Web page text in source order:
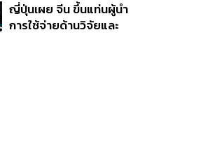
อำนาจเจริญโอนเงินให้เจ้า
หน้าที่ กกต. ฝ่ายสืบสวน
ญี่ปุ่นเผย จีน ขึ้นแท่นผู้นำ
การใช้จ่ายด้านวิจัยและ